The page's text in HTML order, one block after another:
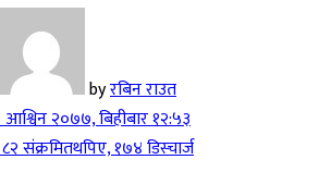
byरबिन राउत
२०७७, बिहीबार १२:५३